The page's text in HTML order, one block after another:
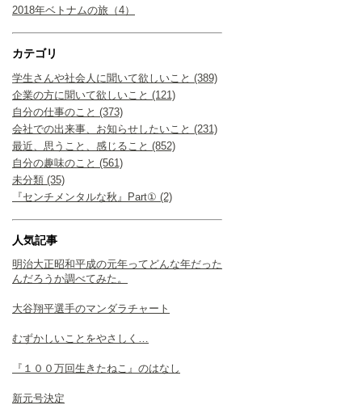
2018年ベトナムの旅（4）
カテゴリ
学生さんや社会人に聞いて欲しいこと (389)
企業の方に聞いて欲しいこと (121)
自分の仕事のこと (373)
会社での出来事、お知らせしたいこと (231)
最近、思うこと、感じること (852)
自分の趣味のこと (561)
未分類 (35)
『センチメンタルな秋』Part① (2)
人気記事
明治大正昭和平成の元年ってどんな年だった
んだろうか調べてみた。
大谷翔平選手のマンダラチャート
むずかしいことをやさしく…
『１００万回生きたねこ』のはなし
新元号決定